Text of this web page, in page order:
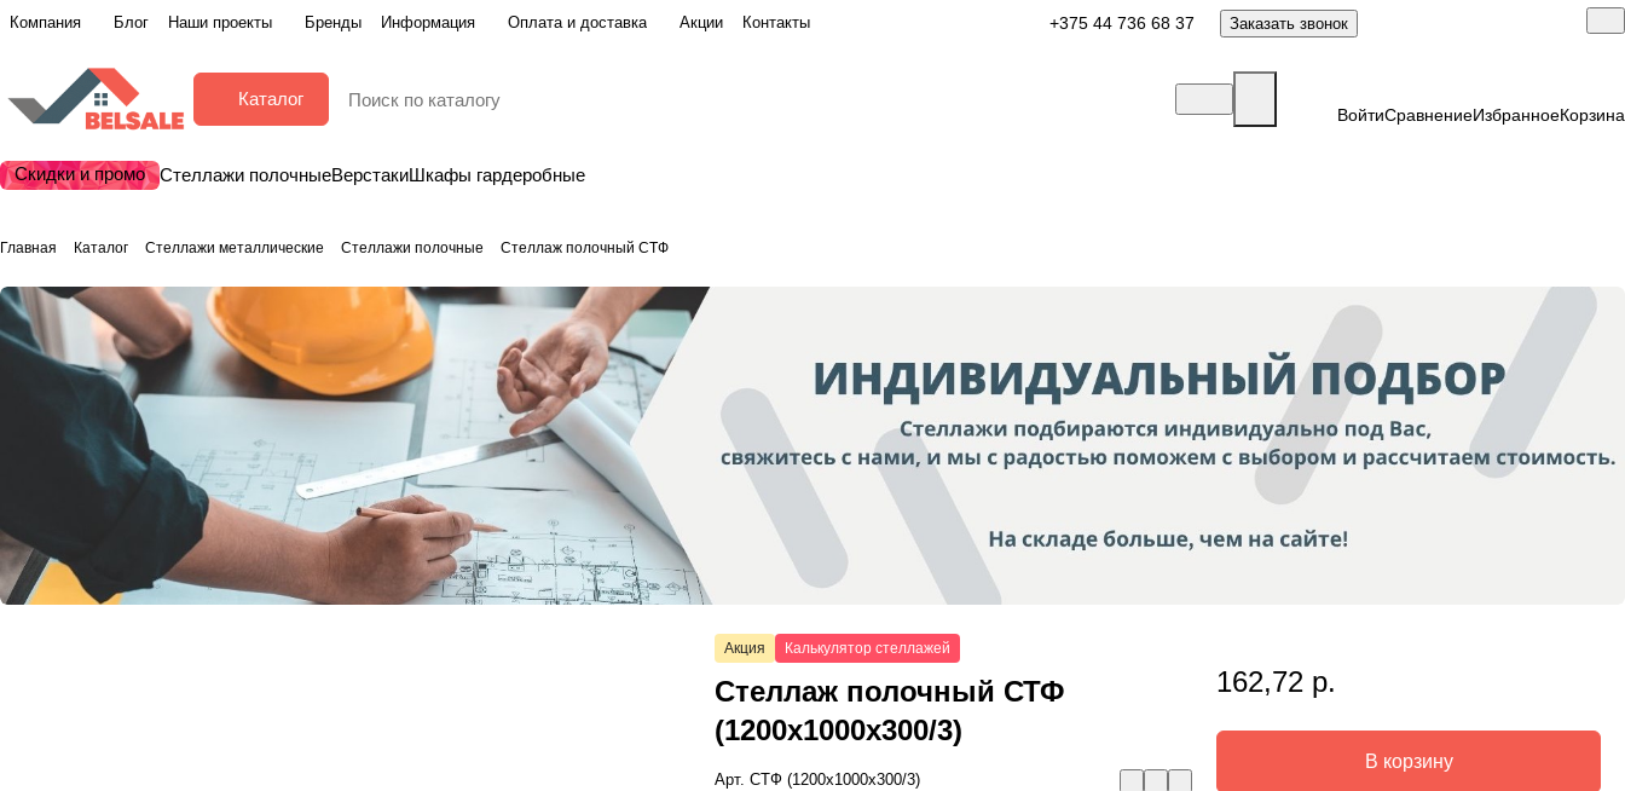
Компания Блог Наши проекты Бренды Информация Оплата и доставка Акции Контакты +375 44 736 68 37 Заказать звонок
Каталог
ВойтиСравнениеИзбранноеКорзина
Скидки и промо Стеллажи полочныеВерстакиШкафы гардеробные
Главная Каталог Стеллажи металлические Стеллажи полочные Стеллаж полочный СТФ
Акция Калькулятор стеллажей
Стеллаж полочный СТФ
(1200x1000x300/3)
Арт.СТФ (1200x1000x300/3)
162,72 р.
В корзину